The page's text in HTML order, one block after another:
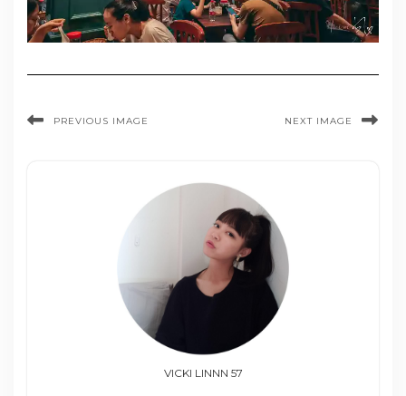
PREVIOUS IMAGE NEXT IMAGE
VICKI LINNN 57